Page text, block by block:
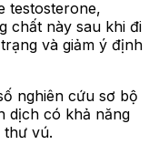
testosterone,
chất này sau khi đi
và giảm ý định
nghiên cứu sơ bộ
dịch có khả năng
thư vú.